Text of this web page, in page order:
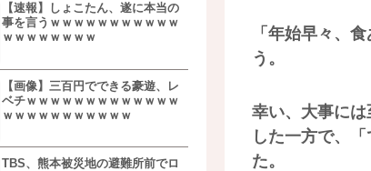
「年始早々、
う。
幸い、大事に
した一方で、
た。
【速報】しょこたん、遂に本当の
事を言うｗｗｗｗｗｗｗｗｗｗｗ
ｗｗｗｗｗｗｗｗ
【画像】三百円でできる豪遊、レ
ベチｗｗｗｗｗｗｗｗｗｗｗｗｗ
ｗｗｗｗｗｗｗｗｗｗｗ
TBS、熊本被災地の避難所前でロ
鬼越トマホーク良ちゃん、吉本を
事実上のクビにｗｗｗ
【画像】キモいオジサンが着てる
服一覧がこちらｗｗｗｗｗｗｗｗ
ｗ
【速報】しょこたん、遂に本当の